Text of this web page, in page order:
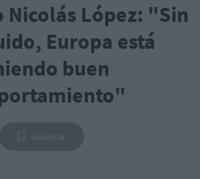
López: "Sin
Europa está
buen